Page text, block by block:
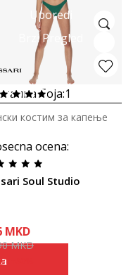
Uporedi
Brzi Pregled
боја:1
ocena:
Soul Studio
костим за капење
MKD
MKD